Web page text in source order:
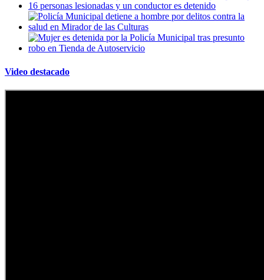
Video destacado